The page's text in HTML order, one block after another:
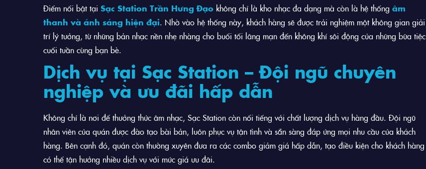
Điểm nổi bật tại Sạc Station Trần Hưng Đạo không chỉ là kho nhạc đa dạng mà còn là hệ thống âm
thanh và ánh sáng hiện đại. Nhờ vào hệ thống này, khách hàng sẽ được trải nghiệm một không gian giải
trí lý tưởng, từ những bản nhạc nền nhẹ nhàng cho buổi tối lãng mạn đến không khí sôi động của những bữa tiệc
cuối tuần cùng bạn bè.
Dịch vụ tại Sạc Station – Đội ngũ chuyên
nghiệp và ưu đãi hấp dẫn
Không chỉ là nơi để thưởng thức âm nhạc, Sạc Station còn nổi tiếng với chất lượng dịch vụ hàng đầu. Đội ngũ
nhân viên của quán được đào tạo bài bản, luôn phục vụ tận tình và sẵn sàng đáp ứng mọi nhu cầu của khách
hàng. Bên cạnh đó, quán còn thường xuyên đưa ra các combo giảm giá hấp dẫn, tạo điều kiện cho khách hàng
có thể tận hưởng nhiều dịch vụ với mức giá ưu đãi.